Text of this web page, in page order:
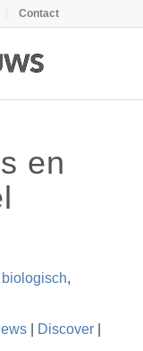
Contact
en
biologisch,
| Discover|